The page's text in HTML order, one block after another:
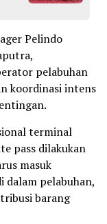
Pelindo
pelabuhan
koordinasi intens
terminal
pass dilakukan
masuk
dalam pelabuhan,
barang